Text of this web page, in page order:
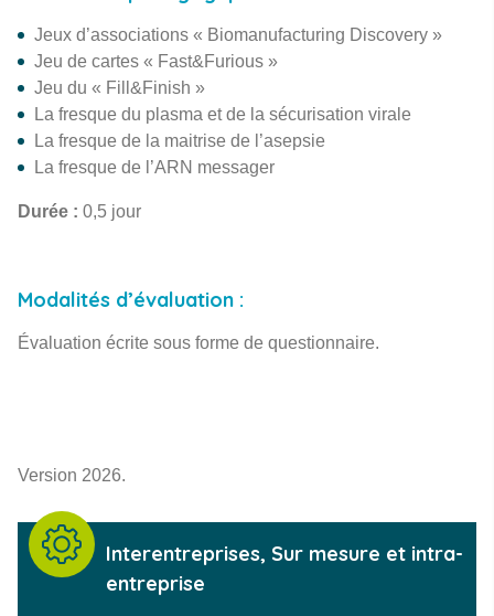
Jeux d’associations « Biomanufacturing Discovery »
Jeu de cartes « Fast&Furious »
Jeu du « Fill&Finish »
La fresque du plasma et de la sécurisation virale
La fresque de la maitrise de l’asepsie
La fresque de l’ARN messager
Durée : 0,5 jour
Modalités d’évaluation :
Évaluation écrite sous forme de questionnaire.
Version 2026.
Type de formation
Interentreprises, Sur mesure et intra-
entreprise